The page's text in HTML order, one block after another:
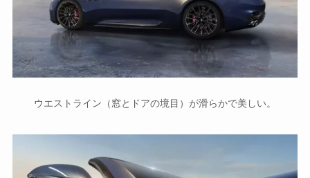
ウエストライン（窓とドアの境目）が滑らかで美しい。